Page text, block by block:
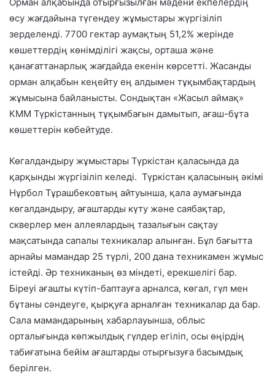
өсу жағдайына түгендеу жұмыстары жүргізіліп
зерделенді. 7700 гектар аумақтың 51,2% жерінде
көшеттердің көнімділігі жақсы, орташа және
қанағаттанарлық жағдайда екенін көрсетті. Жасанды
орман алқабын кеңейту ең алдымен тұқымбақтардың
жұмысына байланысты. Сондықтан «Жасыл аймақ»
КММ Түркістанның тұқымбағын дамытып, ағаш-бұта
көшеттерін көбейтуде.
Көгалдандыру жұмыстары Түркістан қаласында да
қарқынды жүргізіліп келеді. Түркістан қаласының әкімі
Нұрбол Тұрашбековтың айтуынша, қала аумағында
көгалдандыру, ағаштарды күту және саябақтар,
скверлер мен аллеялардың тазалығын сақтау
мақсатында сапалы техникалар алынған. Бұл бағытта
арнайы мамандар 25 түрлі, 200 дана техникамен жұмыс
істейді. Әр техниканың өз міндеті, ерекшелігі бар.
Біреуі ағашты күтіп-баптауға арналса, көгал, гүл мен
бұтаны сәндеуге, қырқуға арналған техникалар да бар.
Сала мамандарының хабарлауынша, облыс
орталығында көпжылдық гүлдер егіліп, осы өңірдің
табиғатына бейім ағаштарды отырғызуға басымдық
берілген.